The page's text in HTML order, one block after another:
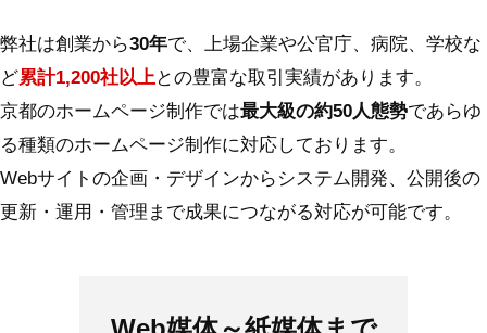
弊社は創業から30年で、上場企業や公官庁、病院、学校な
ど累計1,200社以上との豊富な取引実績があります。
京都のホームページ制作では最大級の約50人態勢であらゆ
る種類のホームページ制作に対応しております。
Webサイトの企画・デザインからシステム開発、公開後の
更新・運用・管理まで成果につながる対応が可能です。